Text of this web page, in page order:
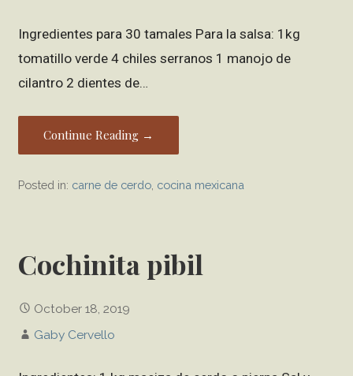
Ingredientes para 30 tamales Para la salsa: 1kg
tomatillo verde 4 chiles serranos 1 manojo de
cilantro 2 dientes de…
Continue Reading →
Posted in: carne de cerdo cocina mexicana
Cochinita pibil
October 18, 2019
Gaby Cervello